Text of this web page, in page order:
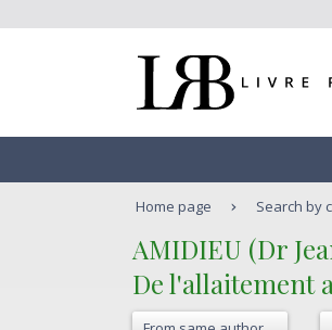
Home page Search by
‎AMIDIEU (Dr
‎De l'allaitement